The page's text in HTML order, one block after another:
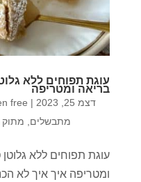
עוגת תפוחים ללא
בריאה ומטריפה
דצמ 25, 2023 |
free
מתבשלים
עוגת תפוחים ללא
ומטריפה איך איך לא